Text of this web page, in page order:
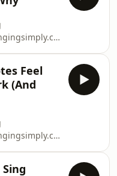
courses/
Feel
(And
courses/
Sing